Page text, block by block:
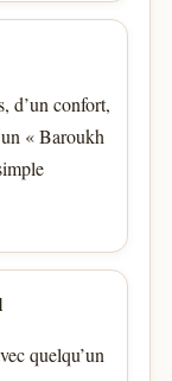
d’un confort,
« Baroukh
quelqu’un